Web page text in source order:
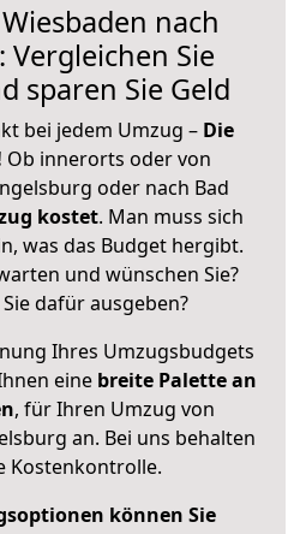
nach
Vergleichen Sie
sparen Sie Geld
bei jedem Umzug – Die
Ob innerorts oder von
oder nach Bad
kostet. Man muss sich
was das Budget hergibt.
und wünschen Sie?
dafür ausgeben?
Ihres Umzugsbudgets
eine breite Palette an
, für Ihren Umzug von
an. Bei uns behalten
Kostenkontrolle.
können Sie